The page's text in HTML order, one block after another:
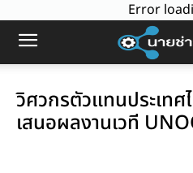
Error
วิศวกรตัวแทนประเทศ
เสนอผลงานเวที